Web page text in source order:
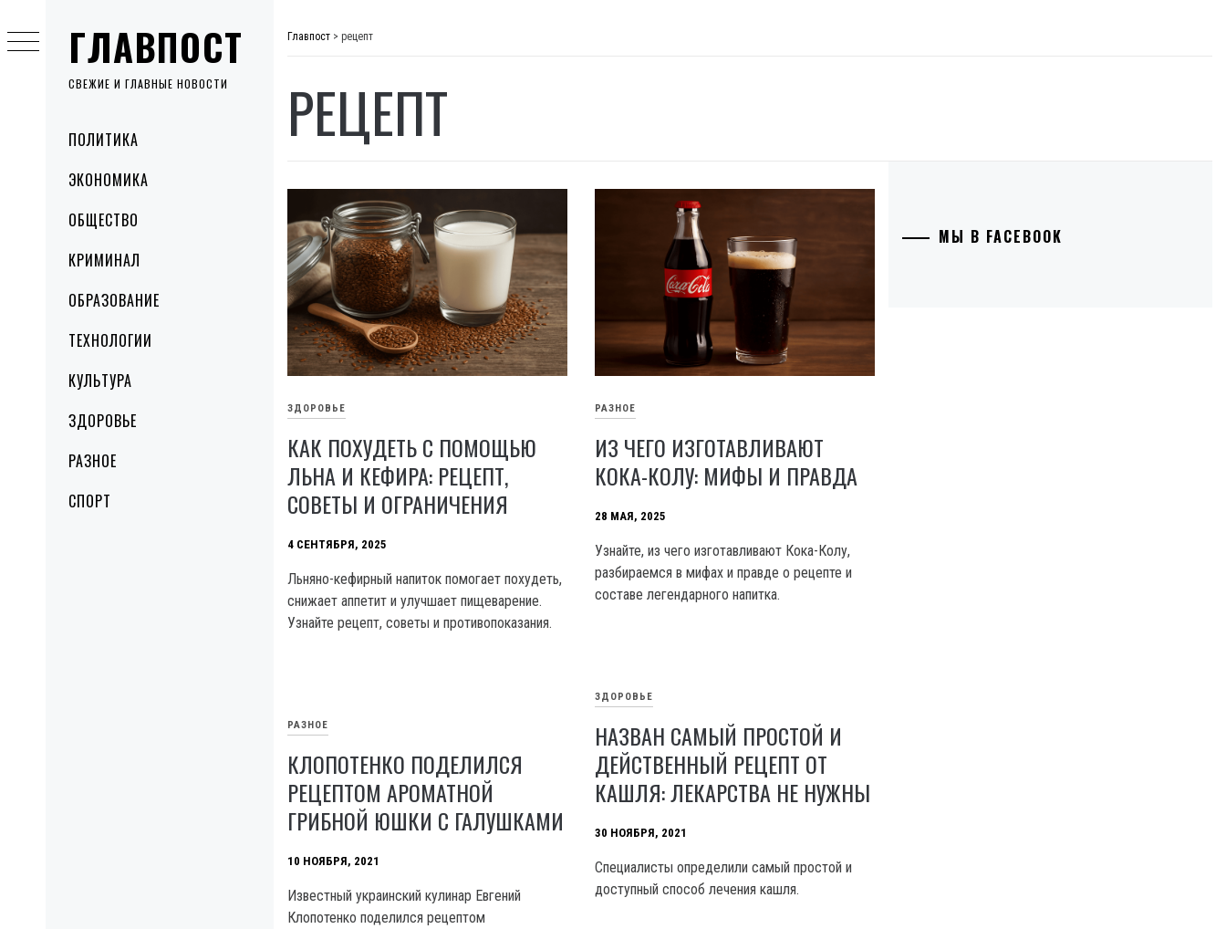
ГЛАВПОСТ
СВЕЖИЕ И ГЛАВНЫЕ НОВОСТИ
MenuПОЛИТИКА
ЭКОНОМИКА
ОБЩЕСТВО
КРИМИНАЛ
ОБРАЗОВАНИЕ
ТЕХНОЛОГИИ
КУЛЬТУРА
ЗДОРОВЬЕ
РАЗНОЕ
СПОРТ
to
content
Главпост > рецепт
РЕЦЕПТ
ЗДОРОВЬЕ
КАК ПОХУДЕТЬ С ПОМОЩЬЮ
ЛЬНА И КЕФИРА: РЕЦЕПТ,
СОВЕТЫ И ОГРАНИЧЕНИЯ
4 СЕНТЯБРЯ, 2025
Льняно-кефирный напиток помогает похудеть,
снижает аппетит и улучшает пищеварение.
Узнайте рецепт, советы и противопоказания.
РАЗНОЕ
ИЗ ЧЕГО ИЗГОТАВЛИВАЮТ
КОКА-КОЛУ: МИФЫ И ПРАВДА
28 МАЯ, 2025
Узнайте, из чего изготавливают Кока-Колу,
разбираемся в мифах и правде о рецепте и
составе легендарного напитка.
ЗДОРОВЬЕ
НАЗВАН САМЫЙ ПРОСТОЙ И
ДЕЙСТВЕННЫЙ РЕЦЕПТ ОТ
КАШЛЯ: ЛЕКАРСТВА НЕ НУЖНЫ
30 НОЯБРЯ, 2021
Специалисты определили самый простой и
доступный способ лечения кашля.
РАЗНОЕ
КЛОПОТЕНКО ПОДЕЛИЛСЯ
РЕЦЕПТОМ АРОМАТНОЙ
ГРИБНОЙ ЮШКИ С ГАЛУШКАМИ
10 НОЯБРЯ, 2021
Известный украинский кулинар Евгений
Клопотенко поделился рецептом
МЫ В FACEBOOK